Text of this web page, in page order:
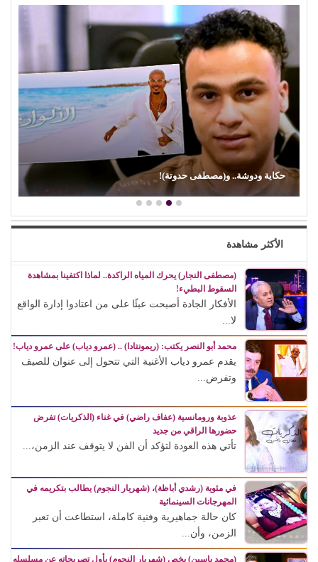
(إيمان ذو الفقار).. (كنت بحب صوت زعيقها)
الأكثر مشاهدة
(مصطفى النجار) يحرك المياه الراكدة.. لماذا اكتفينا بمشاهدة
السقوط البطيء!
الأفكار الجادة أصبحت عبئًا على من اعتادوا إدارة الواقع
لا...
محمد أبو النصر يكتب: (ريمونتادا) .. (عمرو دياب) على عمرو دياب!
يقدم عمرو دياب الأغنية التي تتحول إلى عنوان للصيف
وتفرض...
عذوبة ورومانسية (عفاف راضي) في غناء (الذكريات) تفرض
حضورها الراقي من جديد
تأتي هذه العودة لتؤكد أن الفن لا يتوقف عند الزمن،...
في مئوية (رشدي أباظة)، (شهريار النجوم) يطالب بتكريمه في
المهرجانات السينمائية
كان حالة جماهيرية وفنية كاملة، استطاعت أن تعبر
الزمن، وأن...
(محمد ياسين) يخص (شهريار النجوم) بأول تصريحاته عن مسلسله